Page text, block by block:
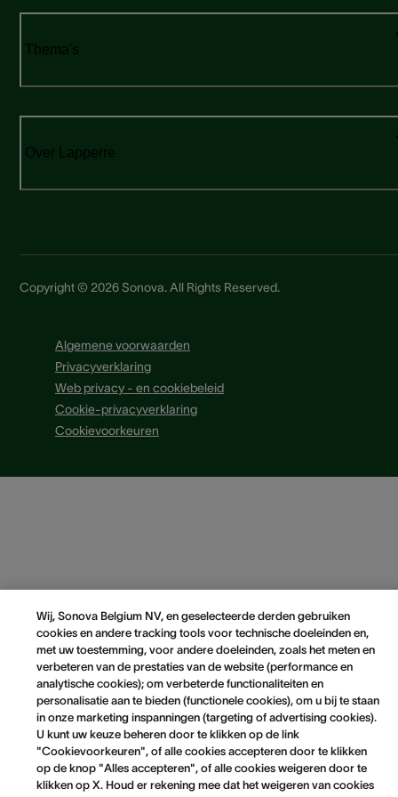
Thema's
Over Lapperre
Copyright © 2026 Sonova. All Rights Reserved.
Algemene voorwaarden
Privacyverklaring
Web privacy - en cookiebeleid
Cookie-privacyverklaring
Cookievoorkeuren
Wij, Sonova Belgium NV, en geselecteerde derden gebruiken
cookies en andere tracking tools voor technische doeleinden en,
met uw toestemming, voor andere doeleinden, zoals het meten en
verbeteren van de prestaties van de website (performance en
analytische cookies); om verbeterde functionaliteiten en
personalisatie aan te bieden (functionele cookies), om u bij te staan
in onze marketing inspanningen (targeting of advertising cookies).
U kunt uw keuze beheren door te klikken op de link
"Cookievoorkeuren", of alle cookies accepteren door te klikken
op de knop "Alles accepteren", of alle cookies weigeren door te
klikken op X. Houd er rekening mee dat het weigeren van cookies